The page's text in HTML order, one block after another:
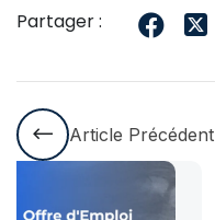
Partager :
Article Précédent